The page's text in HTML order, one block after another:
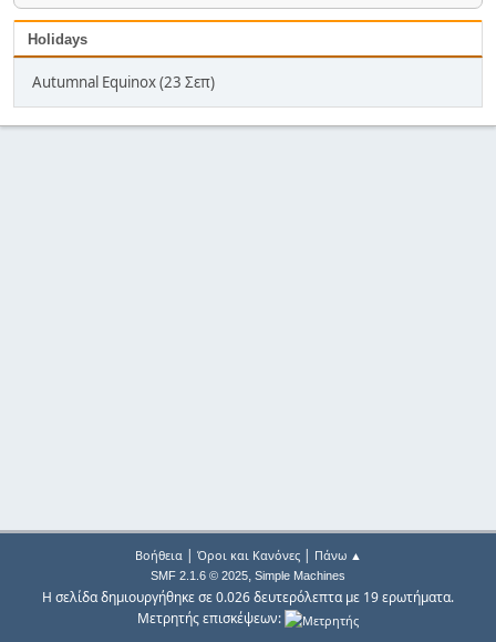
Holidays
Autumnal Equinox (23 Σεπ)
Βοήθεια| Όροι και Κανόνες| Πάνω ▲
SMF 2.1.6 © 2025, Simple Machines
Η σελίδα δημιουργήθηκε σε 0.026 δευτερόλεπτα με 19 ερωτήματα.
Μετρητής επισκέψεων: